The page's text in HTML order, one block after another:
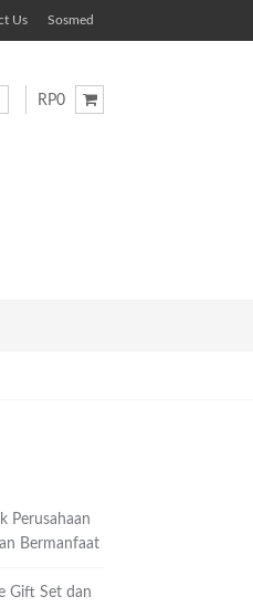
Us Sosmed
RP0
Perusahaan
Bermanfaat
Gift Set dan